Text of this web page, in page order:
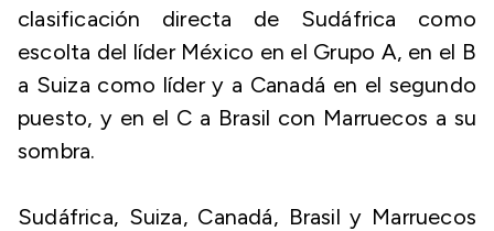
clasificación directa de Sudáfrica como
escolta del líder México en el Grupo A, en el B
a Suiza como líder y a Canadá en el segundo
puesto, y en el C a Brasil con Marruecos a su
sombra.
Sudáfrica, Suiza, Canadá, Brasil y Marruecos